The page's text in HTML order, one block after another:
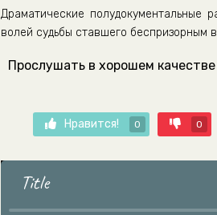
Драматические полудокументальные
волей судьбы ставшего беспризорным
Прослушать в хорошем
Нравится! 0 0
Title